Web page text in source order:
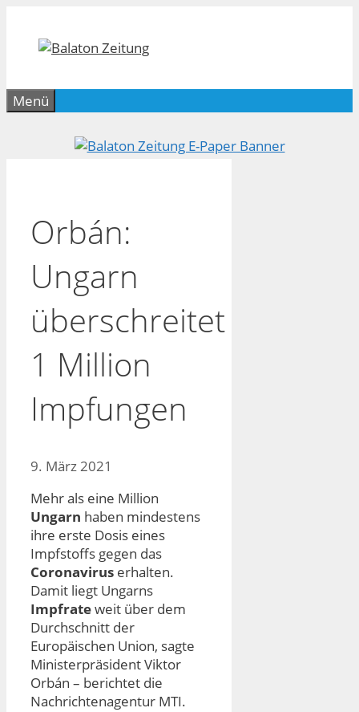
springen
Menü
Orbán:
Ungarn
überschreitet
1 Million
Impfungen
9. März 2021
Mehr als eine Million
Ungarn haben mindestens
ihre erste Dosis eines
Impfstoffs gegen das
Coronavirus erhalten.
Damit liegt Ungarns
Impfrateweit über dem
Durchschnitt der
Europäischen Union, sagte
Ministerpräsident Viktor
Orbán – berichtet die
Nachrichtenagentur MTI.